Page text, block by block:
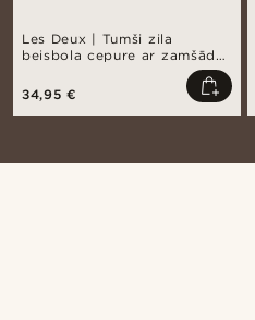
Les Deux | Tumši zila
beisbola cepure ar zamšādas
34,95 €